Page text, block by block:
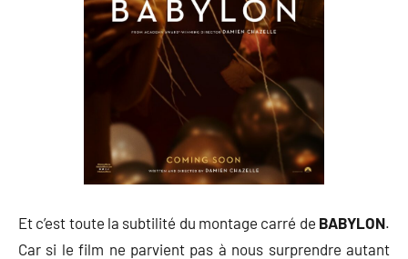
Et c’est toute la subtilité du montage carré de BABYLON.
Car si le film ne parvient pas à nous surprendre autant